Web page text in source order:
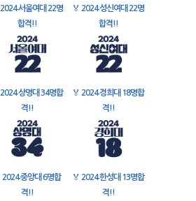
2024 서울여대 22명
합격!!
🏅 2024 성신여대 22명
합격!!
2024 상명대 34명합
격!!
🏅 2024 경희대 18명합
격!!
2024 중앙대 6명합
격!!
🏅 2024 한성대 13명합
격!!